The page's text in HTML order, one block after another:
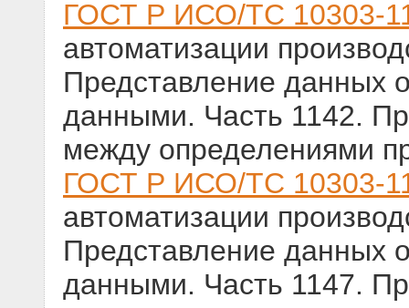
ГОСТ Р ИСО/ТС 10303-
автоматизации
Представление данных
данными. Часть 1142.
между определениями
ГОСТ Р ИСО/ТС 10303-
автоматизации
Представление данных
данными. Часть 1147.